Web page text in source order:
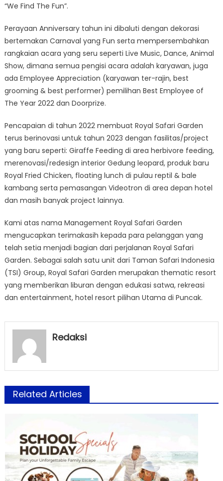
“We Find The Fun”.
Perayaan Anniversary tahun ini dibaluti dengan dekorasi
bertemakan Carnaval yang Fun serta mempersembahkan
rangkaian acara yang seru seperti Live Music, Dance, Animal
Show, dimana semua pengisi acara adalah karyawan, juga
ada Employee Appreciation (karyawan ter-rajin, best
grooming & best performer) pemilihan Best Employee of
The Year 2022 dan Doorprize.
Pencapaian di tahun 2022 membuat Royal Safari Garden
terus berinovasi untuk tahun 2023 dengan fasilitas/project
yang baru seperti: Giraffe Feeding di area herbivore feeding,
merenovasi/redesign interior Gedung leopard, produk baru
Royal Fried Chicken, floating lunch di pulau reptil & bale
kambang serta pemasangan Videotron di area depan hotel
dan masih banyak project lainnya.
Kami atas nama Management Royal Safari Garden
mengucapkan terimakasih kepada para pelanggan yang
telah setia menjadi bagian dari perjalanan Royal Safari
Garden. Sebagai salah satu unit dari Taman Safari Indonesia
(TSI) Group, Royal Safari Garden merupakan thematic resort
yang memberikan liburan dengan edukasi satwa, rekreasi
dan entertainment, hotel resort pilihan Utama di Puncak.
Redaksi
Related Articles